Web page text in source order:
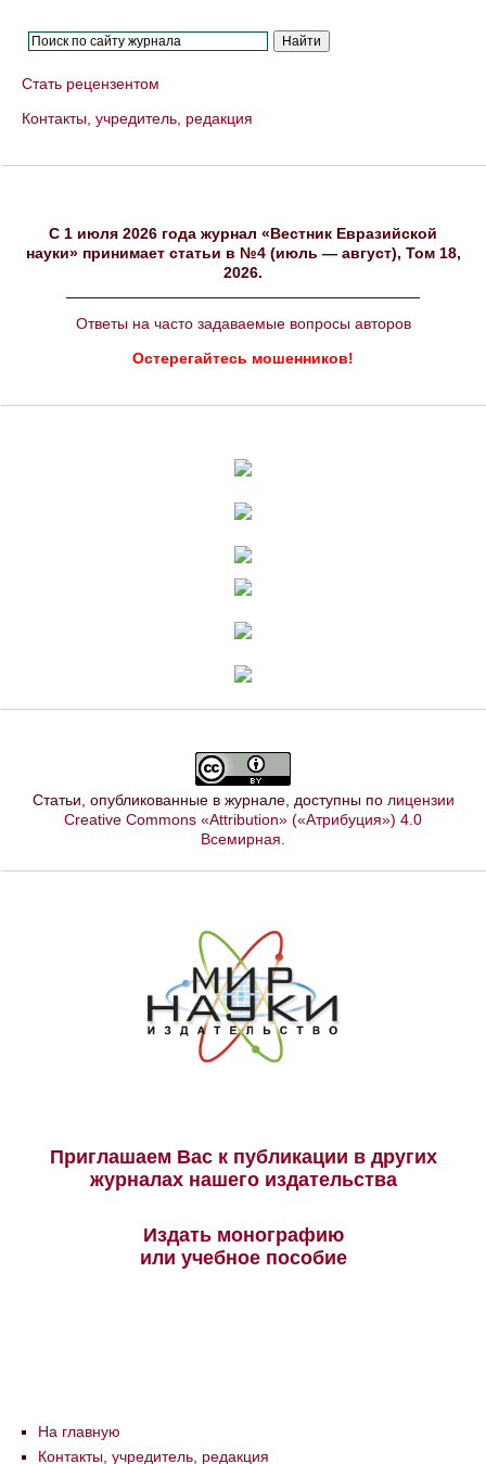
Стать рецензентом
Контакты, учредитель, редакция
C 1 июля 2026 года журнал «Вестник Евразийской
науки» принимает статьи в №4 (июль — август), Том 18,
2026.
Ответы на часто задаваемые вопросы авторов
Остерегайтесь мошенников!
Статьи, опубликованные в журнале, доступны по лицензии
Creative Commons «Attribution» («Атрибуция») 4.0
Всемирная
Приглашаем Вас к публикации в других
журналах нашего издательства
Издать монографию
или учебное пособие
На главную
Контакты, учредитель, редакция